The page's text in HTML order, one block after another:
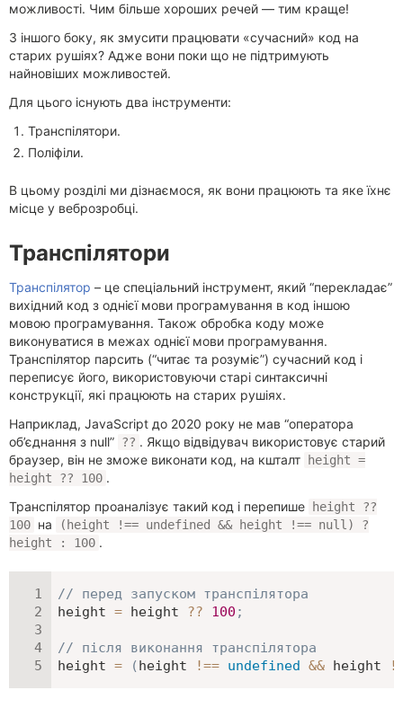
можливості. Чим більше хороших речей — тим краще!
З іншого боку, як змусити працювати «сучасний» код на
старих рушіях? Адже вони поки що не підтримують
найновіших можливостей.
Для цього існують два інструменти:
Транспілятори.
Поліфіли.
В цьому розділі ми дізнаємося, як вони працюють та яке їхнє
місце у веброзробці.
Транспілятори
Транспілятор – це спеціальний інструмент, який “перекладає”
вихідний код з однієї мови програмування в код іншою
мовою програмування. Також обробка коду може
виконуватися в межах однієї мови програмування.
Транспілятор парсить (“читає та розуміє”) сучасний код і
переписує його, використовуючи старі синтаксичні
конструкції, які працюють на старих рушіях.
Наприклад, JavaScript до 2020 року не мав “оператора
об’єднання з null” ?? . Якщо відвідувач використовує старий
браузер, він не зможе виконати код, на кшталт
height =
height ?? 100 .
Транспілятор проаналізує такий код і перепише
height ??
100 на
(height !== undefined && height !== null) ?
height : 100 .
// перед запуском транспілятора
height = height ?? 100 ;
// після виконання транспілятора
height = (height !== undefined && height